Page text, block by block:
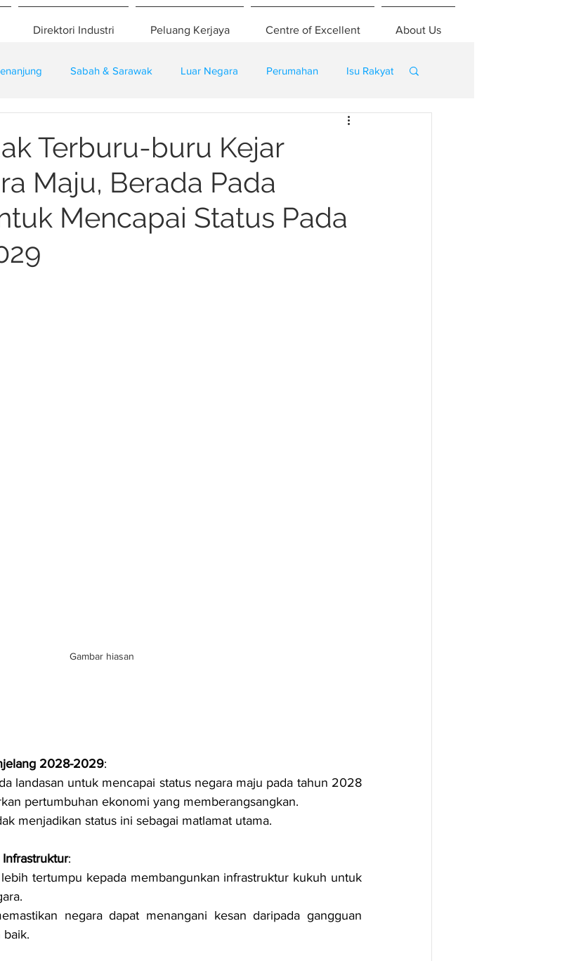
Direktori Industri Peluang Kerjaya Centre of Excellent About Us
Sabah & Sarawak Luar Negara Perumahan Isu Rakyat
Terburu-buru Kejar
Maju, Berada Pada
Mencapai Status Pada
Gambar hiasan
2028-2029:
landasan untuk mencapai status negara maju pada tahun 2028
pertumbuhan ekonomi yang memberangsangkan.
menjadikan status ini sebagai matlamat utama.
:
tertumpu kepada membangunkan infrastruktur kukuh untuk
negara dapat menangani kesan daripada gangguan
baik.